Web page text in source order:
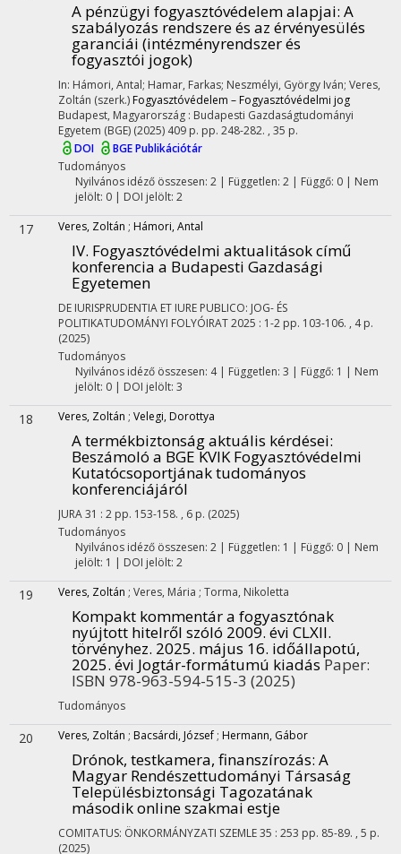
A pénzügyi fogyasztóvédelem alapjai: A
szabályozás rendszere és az érvényesülés
garanciái (intézményrendszer és
fogyasztói jogok)
In: Hámori, Antal; Hamar, Farkas; Neszmélyi, György Iván; Veres,
Zoltán (szerk.) Fogyasztóvédelem – Fogyasztóvédelmi jog
Budapest, Magyarország : Budapesti Gazdaságtudományi
Egyetem (BGE) (2025) 409 p. pp. 248-282. , 35 p.
DOI
BGE Publikációtár
Tudományos
Nyilvános idéző összesen: 2| Független: 2 | Függő: 0 | Nem
jelölt: 0 | DOI jelölt: 2
17 Veres, Zoltán ; Hámori, Antal
IV. Fogyasztóvédelmi aktualitások című
konferencia a Budapesti Gazdasági
Egyetemen
DE IURISPRUDENTIA ET IURE PUBLICO: JOG- ÉS
POLITIKATUDOMÁNYI FOLYÓIRAT2025 : 1-2 pp. 103-106. , 4 p.
(2025)
Tudományos
Nyilvános idéző összesen: 4| Független: 3 | Függő: 1 | Nem
jelölt: 0 | DOI jelölt: 3
18 Veres, Zoltán ; Velegi, Dorottya
A termékbiztonság aktuális kérdései:
Beszámoló a BGE KVIK Fogyasztóvédelmi
Kutatócsoportjának tudományos
konferenciájáról
JURA31 : 2 pp. 153-158. , 6 p. (2025)
Tudományos
Nyilvános idéző összesen: 2| Független: 1 | Függő: 0 | Nem
jelölt: 1 | DOI jelölt: 2
19 Veres, Zoltán ; Veres, Mária ; Torma, Nikoletta
Kompakt kommentár a fogyasztónak
nyújtott hitelről szóló 2009. évi CLXII.
törvényhez. 2025. május 16. időállapotú,
2025. évi Jogtár-formátumú kiadás Paper:
ISBN 978-963-594-515-3 (2025)
Tudományos
20 Veres, Zoltán ; Bacsárdi, József ; Hermann, Gábor
Drónok, testkamera, finanszírozás: A
Magyar Rendészettudományi Társaság
Településbiztonsági Tagozatának
második online szakmai estje
COMITATUS: ÖNKORMÁNYZATI SZEMLE35 : 253 pp. 85-89. , 5 p.
(2025)